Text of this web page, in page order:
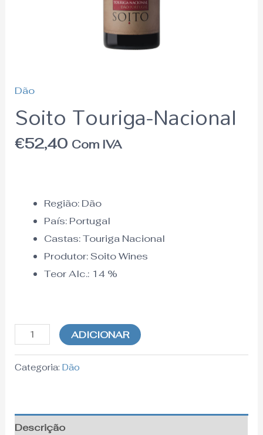
Dão
Soito Touriga-Nacional
€52,40 Com IVA
Região: Dão
País: Portugal
Castas: Touriga Nacional
Produtor: Soito Wines
Teor Alc.:14%
ADICIONAR
Categoria:Dão
Descrição